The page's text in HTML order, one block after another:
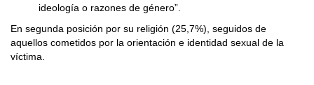
ideología o razones de género”.
En segunda posición por su religión (25,7%), seguidos de
aquellos cometidos por la orientación e identidad sexual de la
víctima.